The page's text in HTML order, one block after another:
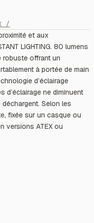
/
et aux
LIGHTING. 80 lumens
robuste offrant un
à portée de main
d’éclairage
d’éclairage ne diminuent
Selon les
fixée sur un casque ou
versions ATEX ou